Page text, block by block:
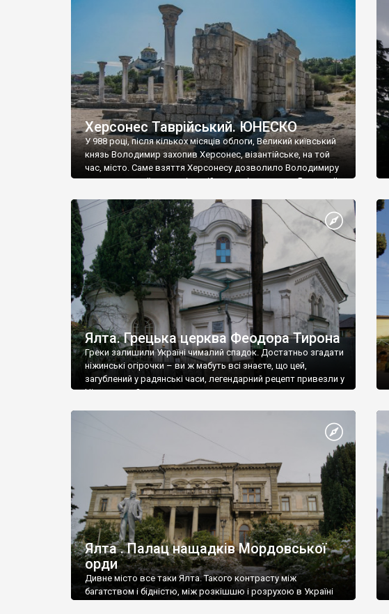
візантійської доби. Раритети викрадені з фондів об’єкту
культурної спадщини ЮНЕСКО «Херсонеса Таврійського».
Офіційно – на виставку «Золото Візантії», але експерти та
влада в Україні вважають це лише […]
Херсонес Таврійський. ЮНЕСКО
У 988 році, після кількох місяців облоги, Великий київський
князь Володимир захопив Херсонес, візантійське, на той
час, місто. Саме взяття Херсонесу дозволило Володимиру
диктувати свої умови візантійському імператору Василю ІІ,
Херсонесі Володимир-язичник, став Василем-
християнином. А потім було Хрещення Русі. На честь
Херсонесу Таврійського названо місто […]
Ялта. Грецька церква Феодора Тирона
Греки залишили Україні чималий спадок. Достатньо згадати
ніжинські огірочки – ви ж мабуть всі знаєте, що цей,
загублений у радянські часи, легендарний рецепт привезли у
Ніжин греки?
Ялта . Палац нащадків Мордовської
орди
Дивне місто все таки Ялта. Такого контрасту між
багатством і бідністю, між розкішшю і розрухою в Україні